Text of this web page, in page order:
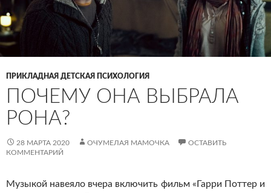
ПРИКЛАДНАЯ ДЕТСКАЯ ПСИХОЛОГИЯ
ПОЧЕМУ ОНА ВЫБРАЛА
РОНА?
28 МАРТА 2020 ОЧУМЕЛАЯ МАМОЧКА
ОСТАВИТЬ
КОММЕНТАРИЙ
Музыкой навеяло вчера включить фильм «Гарри Поттер и